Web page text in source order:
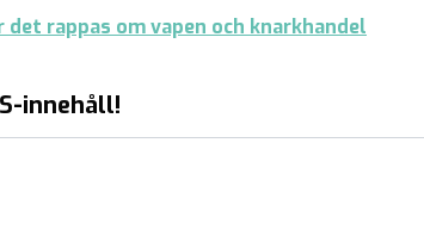
rappas om vapen och knarkhandel
innehåll!